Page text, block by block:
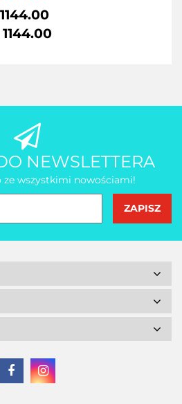
1144.00
1144.00
NEWSLETTERA
ze wszystkimi nowościami!